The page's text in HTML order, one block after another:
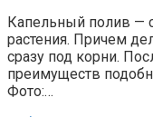
Капельный полив —
растения. Причем
сразу под корни.
преимуществ
Фото:…